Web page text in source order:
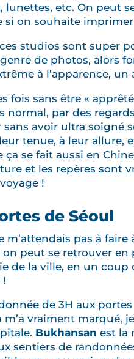
lunettes, etc. On peut
on souhaite
studios sont super
de photos, alors
à l’apparence,
fois sans être «
normal, par des
avoir ultra soigné
tenue, à leur allure,
se fait aussi en
et les repères sont
!
de Séoul
pas à faire
peut se retrouver
de la ville, en un
!
de 3H aux
m’a vraiment marqué,
Bukhansan est la
sentiers de